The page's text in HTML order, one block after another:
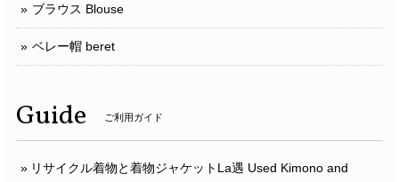
ブラウス Blouse
ベレー帽 beret
Guide ご利用ガイド
リサイクル着物と着物ジャケットLa遇 Used Kimono and